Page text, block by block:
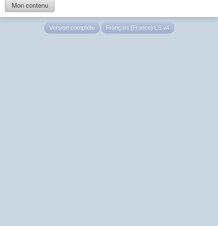
Mon contenu
Version complète Français (France) LS v4